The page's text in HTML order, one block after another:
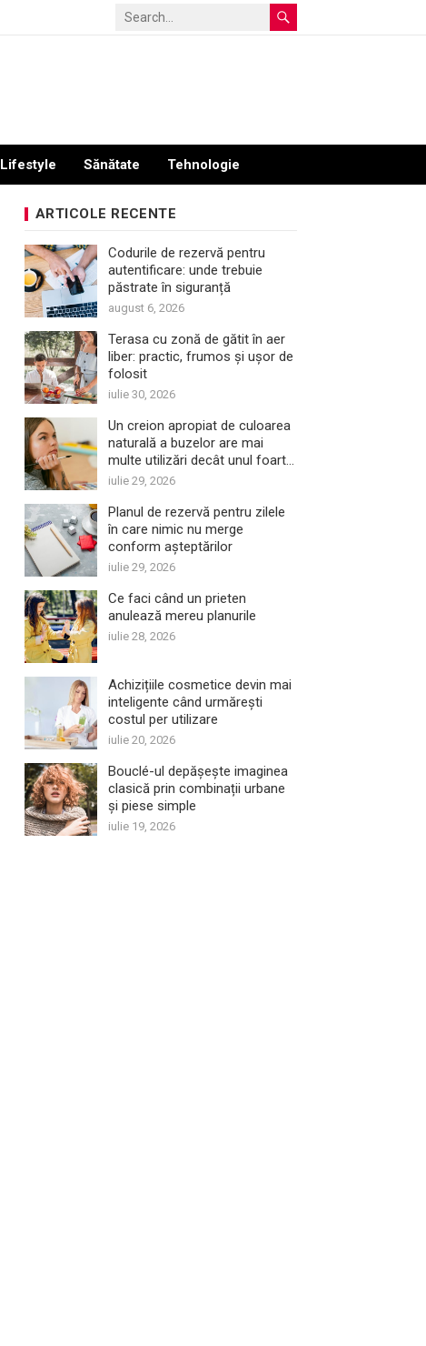
Lifestyle Sănătate Tehnologie
ARTICOLE RECENTE
Codurile de rezervă pentru
autentificare: unde trebuie
păstrate în siguranță
august 6, 2026
Terasa cu zonă de gătit în aer
liber: practic, frumos și ușor de
folosit
iulie 30, 2026
Un creion apropiat de culoarea
naturală a buzelor are mai
multe utilizări decât unul foarte
închis
iulie 29, 2026
Planul de rezervă pentru zilele
în care nimic nu merge
conform așteptărilor
iulie 29, 2026
Ce faci când un prieten
anulează mereu planurile
iulie 28, 2026
Achizițiile cosmetice devin mai
inteligente când urmărești
costul per utilizare
iulie 20, 2026
Bouclé-ul depășește imaginea
clasică prin combinații urbane
și piese simple
iulie 19, 2026